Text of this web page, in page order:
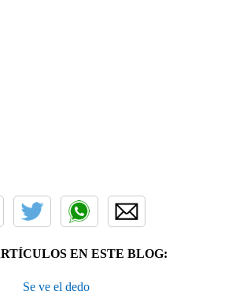
EN ESTE BLOG:
Se ve el dedo